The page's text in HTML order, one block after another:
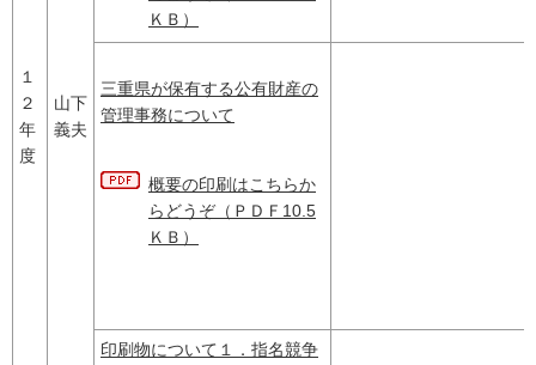
１
２
年
度
山下
義夫
ＫＢ）
三重県が保有する公有財産の
管理事務について
概要の印刷はこちらか
らどうぞ（ＰＤＦ10.5
ＫＢ）
印刷物について１．指名競争